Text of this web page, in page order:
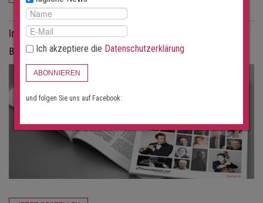
Interviews als Magazin
Bestellen Sie die Interviews in gedruckter Form als Magazin.
Ich akzeptiere die Datenschutzerklärung
ABONNIEREN
und folgen Sie uns auf Facebook: